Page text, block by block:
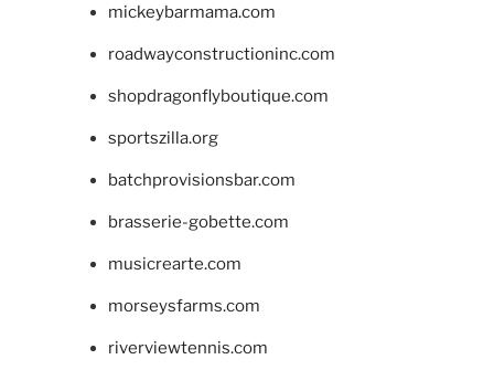
mickeybarmama.com
roadwayconstructioninc.com
shopdragonflyboutique.com
sportszilla.org
batchprovisionsbar.com
brasserie-gobette.com
musicrearte.com
morseysfarms.com
riverviewtennis.com